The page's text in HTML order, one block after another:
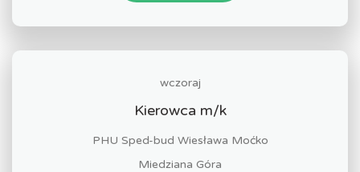
wczoraj
Kierowca m/k
PHU Sped-bud Wiesława Moćko
Miedziana Góra